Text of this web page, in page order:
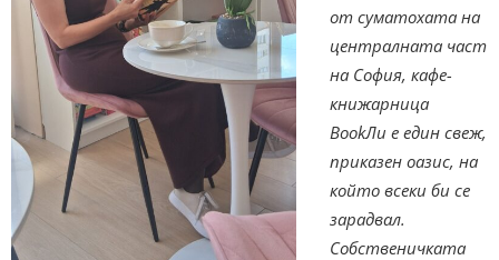
от суматохата на
централната част
на София, кафе-
книжарница
BookЛи е един свеж,
приказен оазис, на
който всеки би се
зарадвал.
Собственичката